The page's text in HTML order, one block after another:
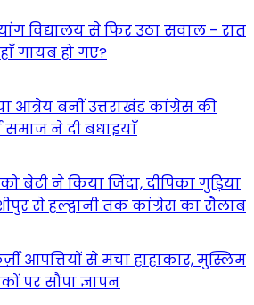
विद्यालय से फिर उठा सवाल – रात
गायब हो गए?
आत्रेय बनीं उत्तराखंड कांग्रेस की
समाज ने दी बधाइयाँ
बेटी ने किया जिंदा, दीपिका गुड़िया
से हल्द्वानी तक कांग्रेस का सैलाब
आपत्तियों से मचा हाहाकार, मुस्लिम
पर सौंपा ज्ञापन